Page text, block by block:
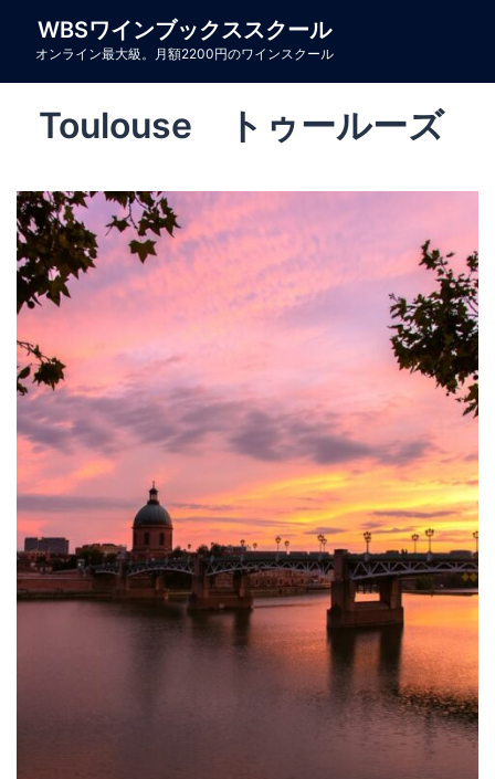
WBSワインブックススクール
オンライン最大級。月額2200円のワインスクール
Toulouse トゥールーズ